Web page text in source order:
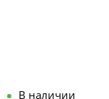
В наличии